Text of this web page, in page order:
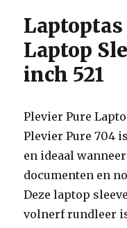
Laptop
inch 521
Plevier Pure
Plevier Pure 704
en ideaal
documenten en
Deze laptop
volnerf rundleer